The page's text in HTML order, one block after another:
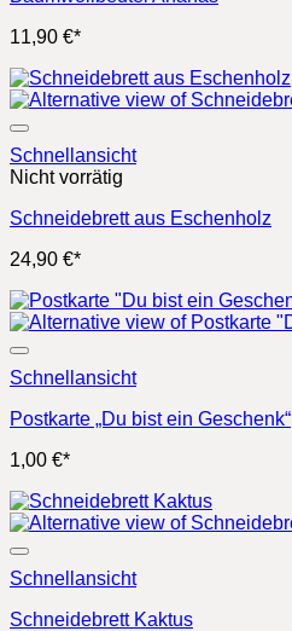
11,90 €*
Schnellansicht
Nicht vorrätig
Schneidebrett aus Eschenholz
24,90 €*
Schnellansicht
Postkarte „Du bist ein Geschenk“
1,00 €*
Schnellansicht
Schneidebrett Kaktus